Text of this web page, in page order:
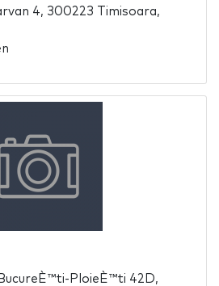
4, 300223 Timisoara,
PloieÈ™ti 42D,